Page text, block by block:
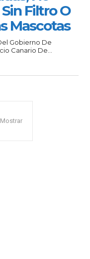
Filtro O
Mascotas
Gobierno De
Canario De...